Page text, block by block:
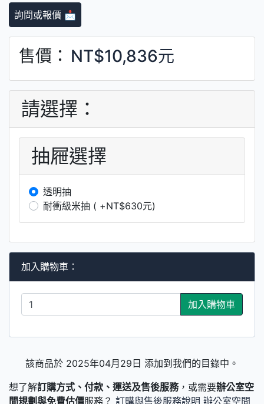
詢問或報價 📩
售價： NT$10,836元
請選擇：
抽屜選擇
透明抽
耐衝級米抽 ( +NT$630元)
加入購物車：
加入購物車
該商品於 2025年04月29日 添加到我們的目錄中。
想了解訂購方式、付款、運送及售後服務，或需要辦公室空
間規劃與免費估價服務？ 訂購與售後服務說明 辦公室空間